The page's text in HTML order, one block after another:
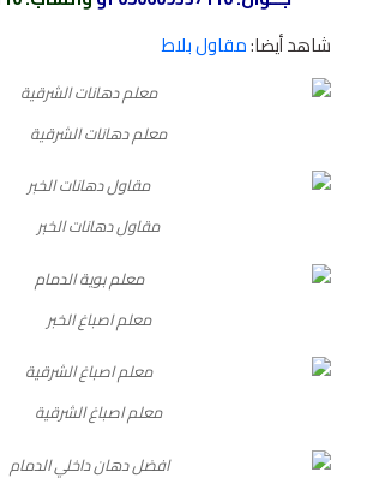
شاهد أيضا:مقاول بلاط
معلم دهانات الشرقية
مقاول دهانات الخبر
معلم اصباغ الخبر
معلم اصباغ الشرقية